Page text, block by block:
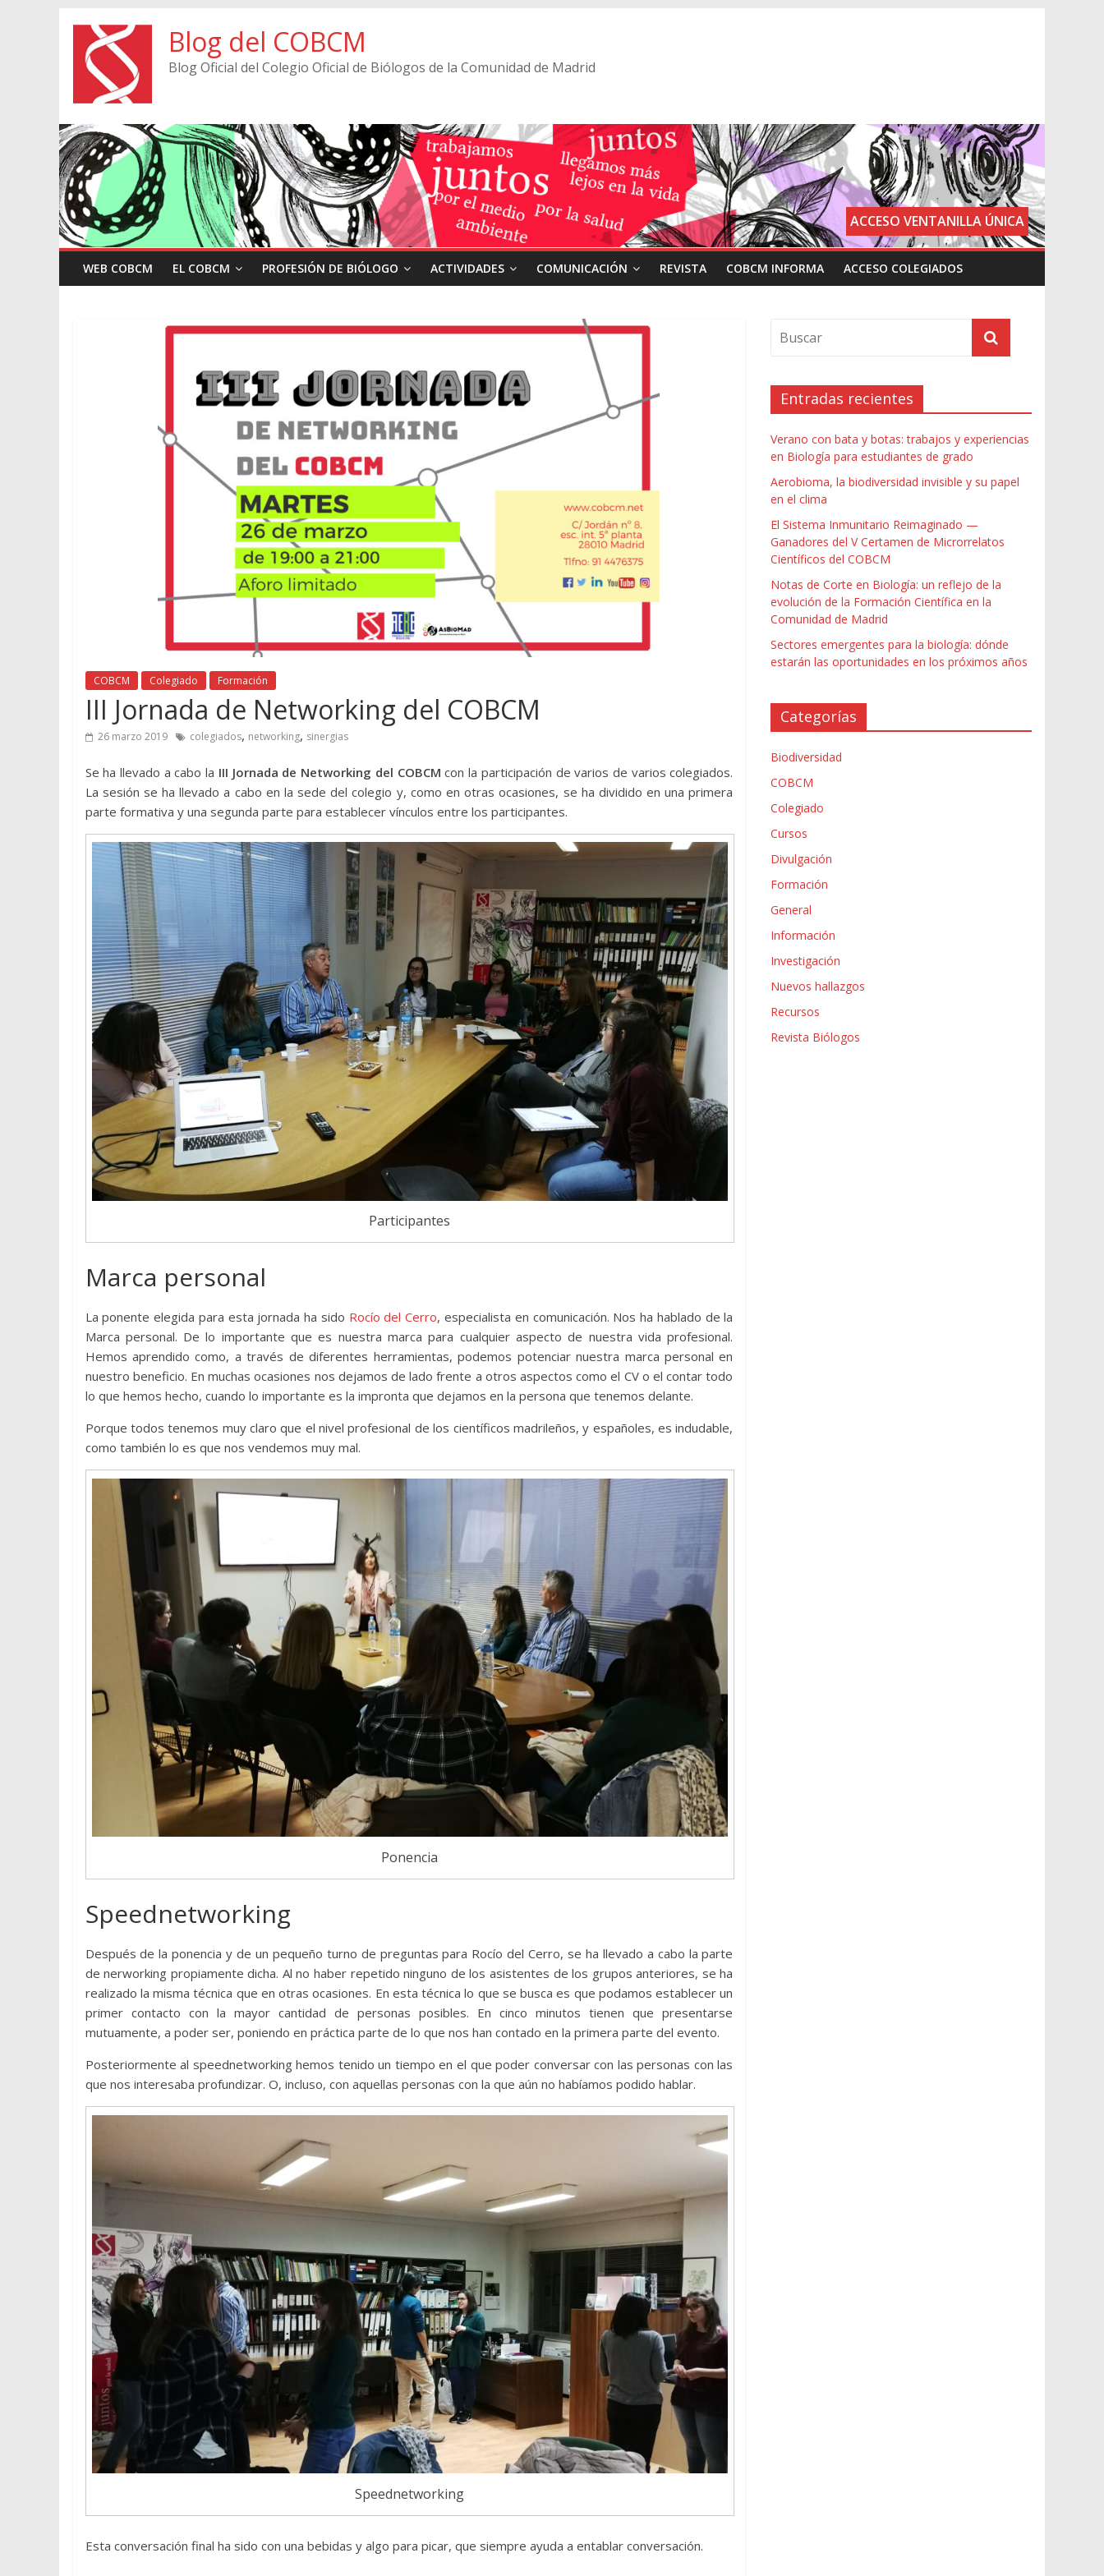
Blog del COBCM
Blog Oficial del Colegio Oficial de Biólogos de la Comunidad de Madrid
ACCESO VENTANILLA ÚNICA
WEB COBCM EL COBCM PROFESIÓN DE BIÓLOGO ACTIVIDADES COMUNICACIÓN REVISTA COBCM INFORMA ACCESO COLEGIADOS
COBCM Colegiado Formación
III Jornada de Networking del COBCM
26 marzo 2019 colegiados, networking, sinergias
Se ha llevado a cabo la III Jornada de Networking del COBCM con la participación de varios de varios colegiados.
La sesión se ha llevado a cabo en la sede del colegio y, como en otras ocasiones, se ha dividido en una primera
parte formativa y una segunda parte para establecer vínculos entre los participantes.
Participantes
Marca personal
La ponente elegida para esta jornada ha sido Rocío del Cerro, especialista en comunicación. Nos ha hablado de la
Marca personal. De lo importante que es nuestra marca para cualquier aspecto de nuestra vida profesional.
Hemos aprendido como, a través de diferentes herramientas, podemos potenciar nuestra marca personal en
nuestro beneficio. En muchas ocasiones nos dejamos de lado frente a otros aspectos como el CV o el contar todo
lo que hemos hecho, cuando lo importante es la impronta que dejamos en la persona que tenemos delante.
Porque todos tenemos muy claro que el nivel profesional de los científicos madrileños, y españoles, es indudable,
como también lo es que nos vendemos muy mal.
Ponencia
Speednetworking
Después de la ponencia y de un pequeño turno de preguntas para Rocío del Cerro, se ha llevado a cabo la parte
de nerworking propiamente dicha. Al no haber repetido ninguno de los asistentes de los grupos anteriores, se ha
realizado la misma técnica que en otras ocasiones. En esta técnica lo que se busca es que podamos establecer un
primer contacto con la mayor cantidad de personas posibles. En cinco minutos tienen que presentarse
mutuamente, a poder ser, poniendo en práctica parte de lo que nos han contado en la primera parte del evento.
Posteriormente al speednetworking hemos tenido un tiempo en el que poder conversar con las personas con las
que nos interesaba profundizar. O, incluso, con aquellas personas con la que aún no habíamos podido hablar.
Speednetworking
Esta conversación final ha sido con una bebidas y algo para picar, que siempre ayuda a entablar conversación.
Entradas recientes
Verano con bata y botas: trabajos y experiencias
en Biología para estudiantes de grado
Aerobioma, la biodiversidad invisible y su papel
en el clima
El Sistema Inmunitario Reimaginado —
Ganadores del V Certamen de Microrrelatos
Científicos del COBCM
Notas de Corte en Biología: un reflejo de la
evolución de la Formación Científica en la
Comunidad de Madrid
Sectores emergentes para la biología: dónde
estarán las oportunidades en los próximos años
Categorías
Biodiversidad
COBCM
Colegiado
Cursos
Divulgación
Formación
General
Información
Investigación
Nuevos hallazgos
Recursos
Revista Biólogos